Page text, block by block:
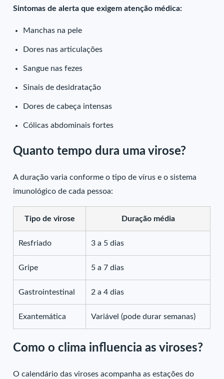
Sintomas de alerta que exigem atenção médica:
Manchas na pele
Dores nas articulações
Sangue nas fezes
Sinais de desidratação
Dores de cabeça intensas
Cólicas abdominais fortes
Quanto tempo dura uma virose?
A duração varia conforme o tipo de vírus e o sistema
imunológico de cada pessoa:
Tipo de virose Duração média
Resfriado 3 a 5 dias
Gripe 5 a 7 dias
Gastrointestinal 2 a 4 dias
Exantemática Variável (pode durar semanas)
Como o clima influencia as viroses?
O calendário das viroses acompanha as estações do